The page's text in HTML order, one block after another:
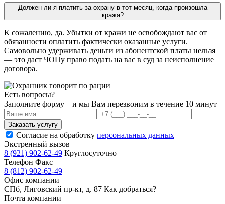
Должен ли я платить за охрану в тот месяц, когда произошла
кража?
К сожалению, да. Убытки от кражи не освобождают вас от
обязанности оплатить фактически оказанные услуги.
Самовольно удерживать деньги из абонентской платы нельзя
— это даст ЧОПу право подать на вас в суд за неисполнение
договора.
Есть вопросы?
Заполните форму – и мы Вам перезвоним в течение 10 минут
Заказать услугу
Согласие на обработку персональных данных
Экстренный вызов
8 (921) 902-62-49 Круглосуточно
Телефон Факс
8 (812) 902-62-49
Офис компании
СПб, Лиговский пр-кт, д. 87 Как добраться?
Почта компании